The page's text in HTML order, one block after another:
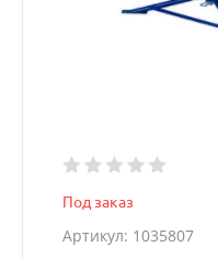
Под заказ
Артикул: 1035807